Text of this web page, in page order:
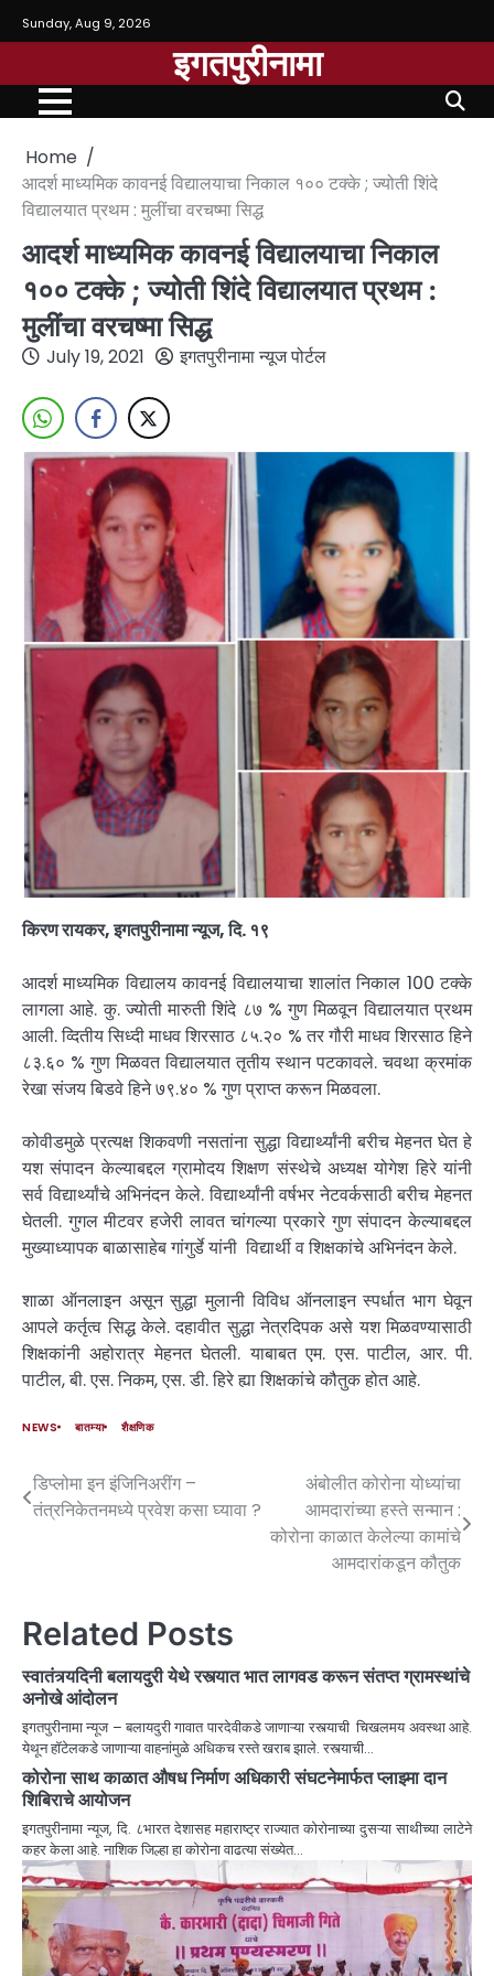
Sunday, Aug 9, 2026
इगतपुरीनामा
Home
आदर्श माध्यमिक कावनई विद्यालयाचा निकाल १०० टक्के ; ज्योती शिंदे
विद्यालयात प्रथम : मुलींचा वरचष्मा सिद्ध
आदर्श माध्यमिक कावनई विद्यालयाचा निकाल
१०० टक्के ; ज्योती शिंदे विद्यालयात प्रथम :
मुलींचा वरचष्मा सिद्ध
July 19, 2021 इगतपुरीनामा न्यूज पोर्टल
किरण रायकर, इगतपुरीनामा न्यूज, दि. १९
आदर्श माध्यमिक विद्यालय कावनई विद्यालयाचा शालांत निकाल 100 टक्के
लागला आहे. कु. ज्योती मारुती शिंदे ८७ % गुण मिळवून विद्यालयात प्रथम
आली. व्दितीय सिध्दी माधव शिरसाठ ८५.२० % तर गौरी माधव शिरसाठ हिने
८३.६० % गुण मिळवत विद्यालयात तृतीय स्थान पटकावले. चवथा क्रमांक
रेखा संजय बिडवे हिने ७९.४० % गुण प्राप्त करून मिळवला.
कोवीडमुळे प्रत्यक्ष शिकवणी नसतांना सुद्धा विद्यार्थ्यांनी बरीच मेहनत घेत हे
यश संपादन केल्याबद्दल ग्रामोदय शिक्षण संस्थेचे अध्यक्ष योगेश हिरे यांनी
सर्व विद्यार्थ्यांचे अभिनंदन केले. विद्यार्थ्यांनी वर्षभर नेटवर्कसाठी बरीच मेहनत
घेतली. गुगल मीटवर हजेरी लावत चांगल्या प्रकारे गुण संपादन केल्याबद्दल
मुख्याध्यापक बाळासाहेब गांगुर्डे यांनी विद्यार्थी व शिक्षकांचे अभिनंदन केले.
शाळा ऑनलाइन असून सुद्धा मुलानी विविध ऑनलाइन स्पर्धात भाग घेवून
आपले कर्तृत्व सिद्ध केले. दहावीत सुद्धा नेत्रदिपक असे यश मिळवण्यासाठी
शिक्षकांनी अहोरात्र मेहनत घेतली. याबाबत एम. एस. पाटील, आर. पी.
पाटील, बी. एस. निकम, एस. डी. हिरे ह्या शिक्षकांचे कौतुक होत आहे.
NEWS बातम्या शैक्षणिक
डिप्लोमा इन इंजिनिअरींग –
तंत्रनिकेतनमध्ये प्रवेश कसा घ्यावा ?
अंबोलीत कोरोना योध्यांचा
आमदारांच्या हस्ते सन्मान :
कोरोना काळात केलेल्या कामांचे
आमदारांकडून कौतुक
Related Posts
स्वातंत्र्यदिनी बलायदुरी येथे रस्त्यात भात लागवड करून संतप्त ग्रामस्थांचे
अनोखे आंदोलन
इगतपुरीनामा न्यूज – बलायदुरी गावात पारदेवीकडे जाणाऱ्या रस्त्याची चिखलमय अवस्था आहे.
येथून हॉटेलकडे जाणाऱ्या वाहनांमुळे अधिकच रस्ते खराब झाले. रस्त्याची…
कोरोना साथ काळात औषध निर्माण अधिकारी संघटनेमार्फत प्लाझ्मा दान
शिबिराचे आयोजन
इगतपुरीनामा न्यूज, दि. ८भारत देशासह महाराष्ट्र राज्यात कोरोनाच्या दुसऱ्या साथीच्या लाटेने
कहर केला आहे. नाशिक जिल्हा हा कोरोना वाढत्या संख्येत…